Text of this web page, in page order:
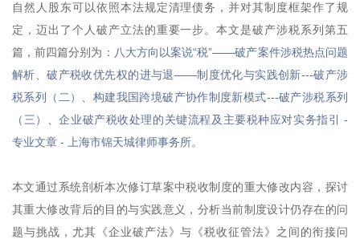
自然人股东可以依照本法规定清理债务，并对其制度框架作了规
定，迈出了个人破产立法的重要一步。本文是破产涉税系列第五
篇，前四篇分别为： 八大方向以案说“税”——破产案件涉税热点问题
解析 、破产税收优先权的进与退——制度优化与实践创新---破产涉
税系列（二）
构建我国跨境破产协作制度新模式---破产涉税系列
（三）
、企业破产税收处理的关键流程及主要税种应对实务指引 -
专业文章 - 上海市锦天城律师事务所。
本文通过系统剖析本次修订草案中税收制度的重大修改内容，探讨
其重大修改背后的目的与实践意义，分析当前制度设计仍存在的问
题与挑战，尤其《企业破产法》与《税收征管法》之间的衔接问